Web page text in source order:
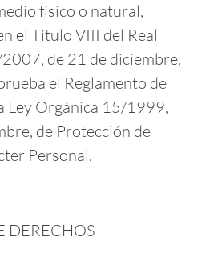
físico o natural,
el Título VIII del Real
de 21 de diciembre,
el Reglamento de
Ley Orgánica 15/1999,
de Protección de
Personal.
DERECHOS